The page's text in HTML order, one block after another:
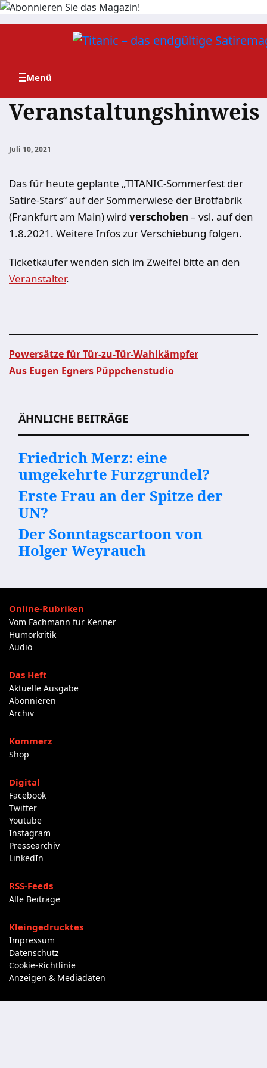
Zum
Veranstaltungshinweis
Juli 10, 2021
Das für heute geplante „TITANIC-Sommerfest der
Satire-Stars“ auf der Sommerwiese der Brotfabrik
(Frankfurt am Main) wird verschoben – vsl. auf den
1.8.2021. Weitere Infos zur Verschiebung folgen.
Ticketkäufer wenden sich im Zweifel bitte an den
Veranstalter.
Powersätze für Tür-zu-Tür-Wahlkämpfer
Aus Eugen Egners Püppchenstudio
ÄHNLICHE BEITRÄGE
Friedrich Merz: eine
umgekehrte Furzgrundel?
Erste Frau an der Spitze der
UN?
Der Sonntagscartoon von
Holger Weyrauch
Online-Rubriken
Vom Fachmann für Kenner
Humorkritik
Audio
Das Heft
Aktuelle Ausgabe
Abonnieren
Archiv
Kommerz
Shop
Digital
Facebook
Twitter
Youtube
Instagram
Pressearchiv
LinkedIn
RSS-Feeds
Alle Beiträge
Kleingedrucktes
Impressum
Datenschutz
Cookie-Richtlinie
Anzeigen & Mediadaten